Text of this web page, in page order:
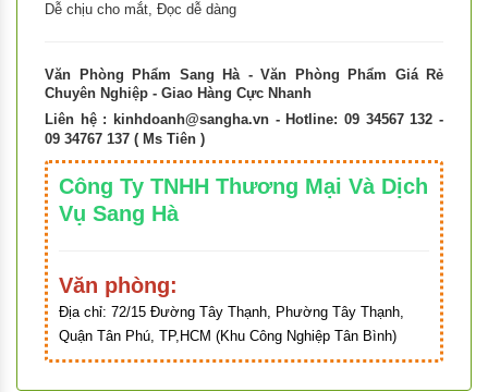
Dễ chịu cho mắt, Đọc dễ dàng
Văn Phòng Phẩm Sang Hà - Văn Phòng Phẩm Giá Rẻ
Chuyên Nghiệp - Giao Hàng Cực Nhanh
Liên hệ : kinhdoanh@sangha.vn - Hotline: 09 34567 132 -
09 34767 137 ( Ms Tiên )
Công Ty TNHH Thương Mại Và Dịch
Vụ Sang Hà
Văn phòng:
Địa chỉ: 72/15 Đường Tây Thạnh, Phường Tây Thạnh,
Quận Tân Phú, TP,HCM (Khu Công Nghiệp Tân Bình)